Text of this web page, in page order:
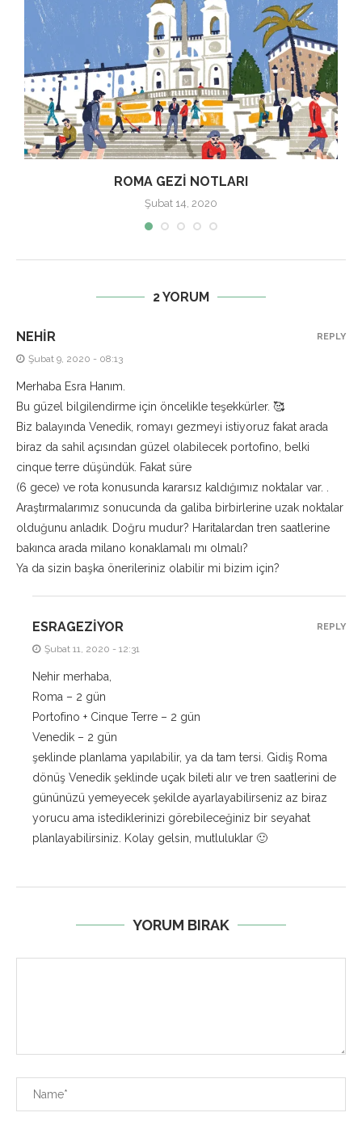
ROMA GEZI NOTLARI
Şubat 14, 2020
2 YORUM
NEHIR
Şubat 9, 2020 - 08:13
Merhaba Esra Hanım.
Bu güzel bilgilendirme için öncelikle teşekkürler. 🥰
Biz balayında Venedik, romayı gezmeyi istiyoruz fakat arada
biraz da sahil açısından güzel olabilecek portofino, belki
cinque terre düşündük. Fakat süre
(6 gece) ve rota konusunda kararsız kaldığımız noktalar var. .
Araştırmalarımız sonucunda da galiba birbirlerine uzak noktalar
olduğunu anladık. Doğru mudur? Haritalardan tren saatlerine
bakınca arada milano konaklamalı mı olmalı?
Ya da sizin başka önerileriniz olabilir mi bizim için?
REPLY
ESRAGEZIYOR
Şubat 11, 2020 - 12:31
Nehir merhaba,
Roma – 2 gün
Portofino + Cinque Terre – 2 gün
Venedik – 2 gün
şeklinde planlama yapılabilir, ya da tam tersi. Gidiş Roma
dönüş Venedik şeklinde uçak bileti alır ve tren saatlerini de
gününüzü yemeyecek şekilde ayarlayabilirseniz az biraz
yorucu ama istediklerinizi görebileceğiniz bir seyahat
planlayabilirsiniz. Kolay gelsin, mutluluklar 🙂
REPLY
YORUM BIRAK